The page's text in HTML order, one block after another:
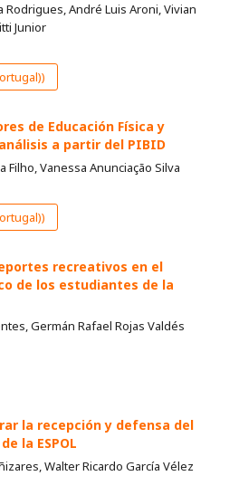
Rodrigues, André Luis Aroni, Vivian
Junior
de Educación Física y
a partir del PIBID
Filho, Vanessa Anunciação Silva
recreativos en el
de los estudiantes de la
Germán Rafael Rojas Valdés
la recepción y defensa del
la ESPOL
Walter Ricardo García Vélez